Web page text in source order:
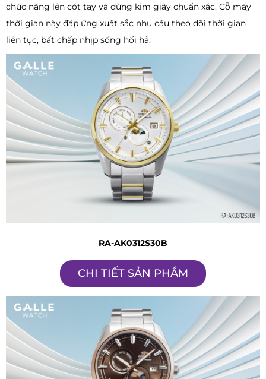
chức năng lên cót tay và dừng kim giây chuẩn xác. Cỗ máy
thời gian này đáp ứng xuất sắc nhu cầu theo dõi thời gian
liên tục, bất chấp nhịp sống hối hả.
RA-AK0312S30B
CHI TIẾT SẢN PHẨM